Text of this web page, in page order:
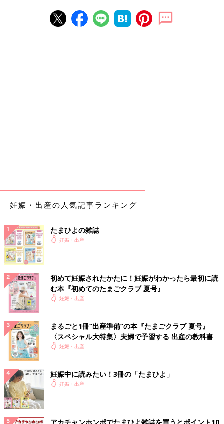
妊娠・出産の人気記事ランキング
たまひよの雑誌
妊娠・出産
初めて妊娠されたかたに！妊娠がわかったら最初に読
む本『初めてのたまごクラブ 夏号』
妊娠・出産
まるごと1冊“出産準備”の本『たまごクラブ 夏号』
〈スペシャル大特集〉夫婦で予習する 出産の教科書
妊娠・出産
妊娠中に読みたい！3冊の「たまひよ」
妊娠・出産